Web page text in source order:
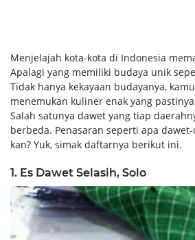
Menjelajah kota-kota di Indonesia
Apalagi yang memiliki budaya unik
Tidak hanya kekayaan budayanya,
menemukan kuliner enak yang
Salah satunya dawet yang tiap
berbeda. Penasaran seperti apa
kan? Yuk, simak daftarnya berikut ini.
1. Es Dawet Selasih, Solo